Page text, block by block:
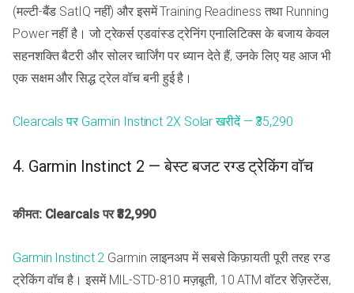
(मल्टी-बैंड SatIQ नहीं) और इसमें Training Readiness तथा Running
Power नहीं है। जो ट्रेकर्स एडवांस्ड ट्रेनिंग एनालिटिक्स के बजाय केवल
सहनशक्ति बैटरी और सोलर चार्जिंग पर ध्यान देते हैं, उनके लिए यह आज भी
एक सक्षम और सिद्ध ट्रेल वॉच बनी हुई है।
Clearcals पर Garmin Instinct 2X Solar खरीदें — ₹35,290
4. Garmin Instinct 2 — बेस्ट बजट रग्ड ट्रेकिंग वॉच
कीमत: Clearcals पर ₹32,990
Garmin Instinct 2 Garmin लाइनअप में सबसे किफ़ायती पूरी तरह रग्ड
ट्रेकिंग वॉच है। इसमें MIL-STD-810 मज़बूती, 10 ATM वॉटर रेज़िस्टेंस,